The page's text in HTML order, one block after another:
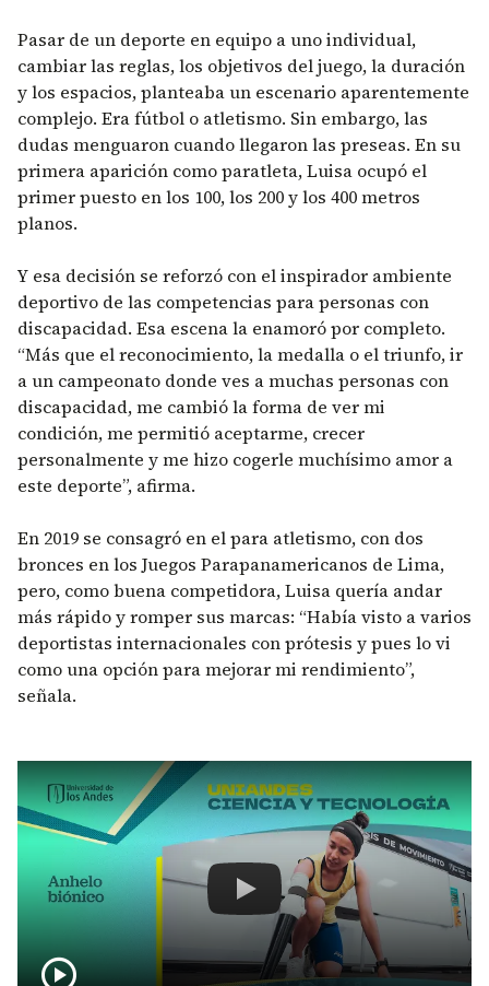
Pasar de un deporte en equipo a uno individual,
cambiar las reglas, los objetivos del juego, la duración
y los espacios, planteaba un escenario aparentemente
complejo. Era fútbol o atletismo. Sin embargo, las
dudas menguaron cuando llegaron las preseas. En su
primera aparición como paratleta, Luisa ocupó el
primer puesto en los 100, los 200 y los 400 metros
planos.
Y esa decisión se reforzó con el inspirador ambiente
deportivo de las competencias para personas con
discapacidad. Esa escena la enamoró por completo.
“Más que el reconocimiento, la medalla o el triunfo, ir
a un campeonato donde ves a muchas personas con
discapacidad, me cambió la forma de ver mi
condición, me permitió aceptarme, crecer
personalmente y me hizo cogerle muchísimo amor a
este deporte”, afirma.
En 2019 se consagró en el para atletismo, con dos
bronces en los Juegos Parapanamericanos de Lima,
pero, como buena competidora, Luisa quería andar
más rápido y romper sus marcas: “Había visto a varios
deportistas internacionales con prótesis y pues lo vi
como una opción para mejorar mi rendimiento”,
señala.
Remote video URL
Luisa Cubillos, la
play_circle